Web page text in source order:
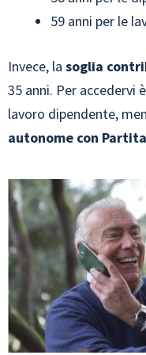
59 anni per le
Invece, la soglia
35 anni. Per accedervi
lavoro dipendente,
autonome con